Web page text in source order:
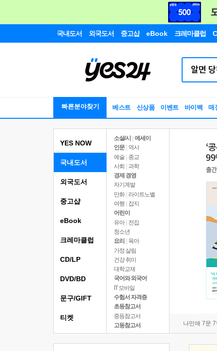
국내도서 외국도서 중고샵 eBook 크레마클럽
빠른분야찾기 베스트 신상품 이벤트 바이백 매
YES NOW
국내도서
소설/시
에세이
인문
역사
예술 | 종교
사회 | 과학
경제 경영
자기계발
만화 | 라이트노벨
여행
잡지
어린이
유아 | 전집
청소년
요리
육아
가정 살림
건강 취미
대학교재
국어와 외국어
IT 모바일
수험서 자격증
초등참고서
중등참고서
고등참고서
나민애 7문
외국도서
중고샵
eBook
크레마클럽
CD/LP
DVD/BD
문구/GIFT
티켓